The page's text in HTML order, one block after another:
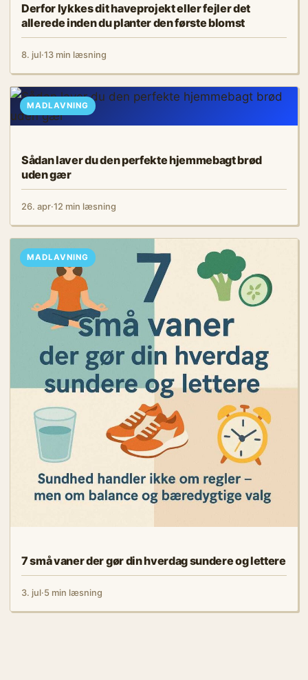
Derfor lykkes dit haveprojekt eller fejler det
allerede inden du planter den første blomst
8. jul·13 min læsning
MADLAVNING
Sådan laver du den perfekte hjemmebagt brød
uden gær
26. apr·12 min læsning
MADLAVNING
7 små vaner der gør din hverdag sundere og lettere
3. jul·5 min læsning